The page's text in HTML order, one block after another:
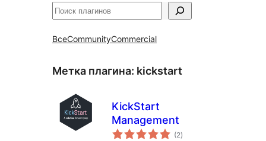
Поиск
ВсеCommunityCommercial
Метка плагина: kickstart
KickStart
Management
(2общий
рейтинг
)